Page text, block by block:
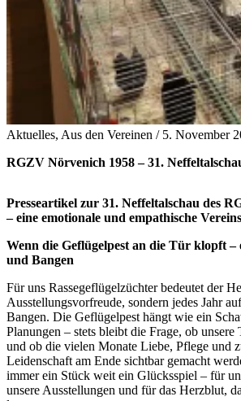
Aktuelles, Aus den Vereinen / 5. November
RGZV Nörvenich 1958 – 31.
Presseartikel zur 31. Neffeltalschau des
– eine emotionale und empathische
Wenn die Geflügelpest an die Tür klopft
und Bangen
Für uns Rassegeflügelzüchter bedeutet der
Ausstellungsvorfreude, sondern jedes Jahr
Bangen. Die Geflügelpest hängt wie ein
Planungen – stets bleibt die Frage, ob unsere
und ob die vielen Monate Liebe, Pflege und
Leidenschaft am Ende sichtbar gemacht
immer ein Stück weit ein Glücksspiel – für
unsere Ausstellungen und für das Herzblut,